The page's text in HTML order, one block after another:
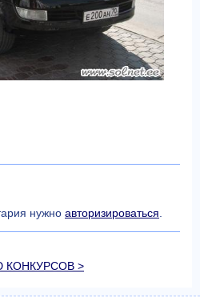
нужно авторизироваться.
КОНКУРСОВ >